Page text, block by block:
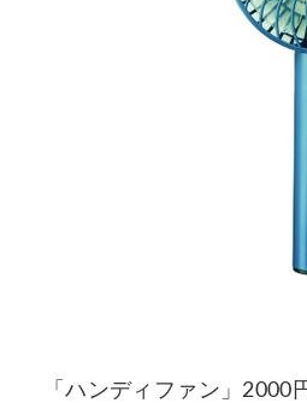
「ハンディファン」